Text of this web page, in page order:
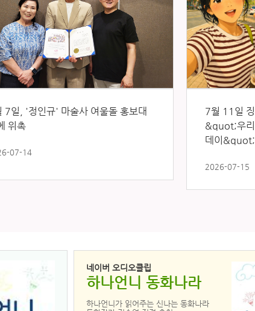
7일, '정인규' 마술사 여울돌 홍보대
위촉
07-14
7월 11일
&quot;우리
데이&quot;
2026-07-15
네이버 오디오클립
하나언니 동화나라
하나언니가 읽어주는 신나는 동화나라